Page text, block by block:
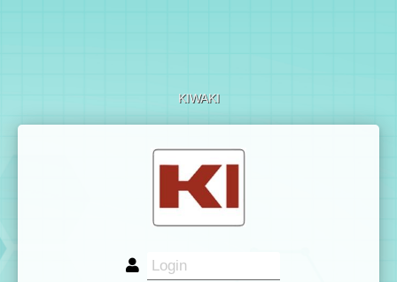
KIWAKI